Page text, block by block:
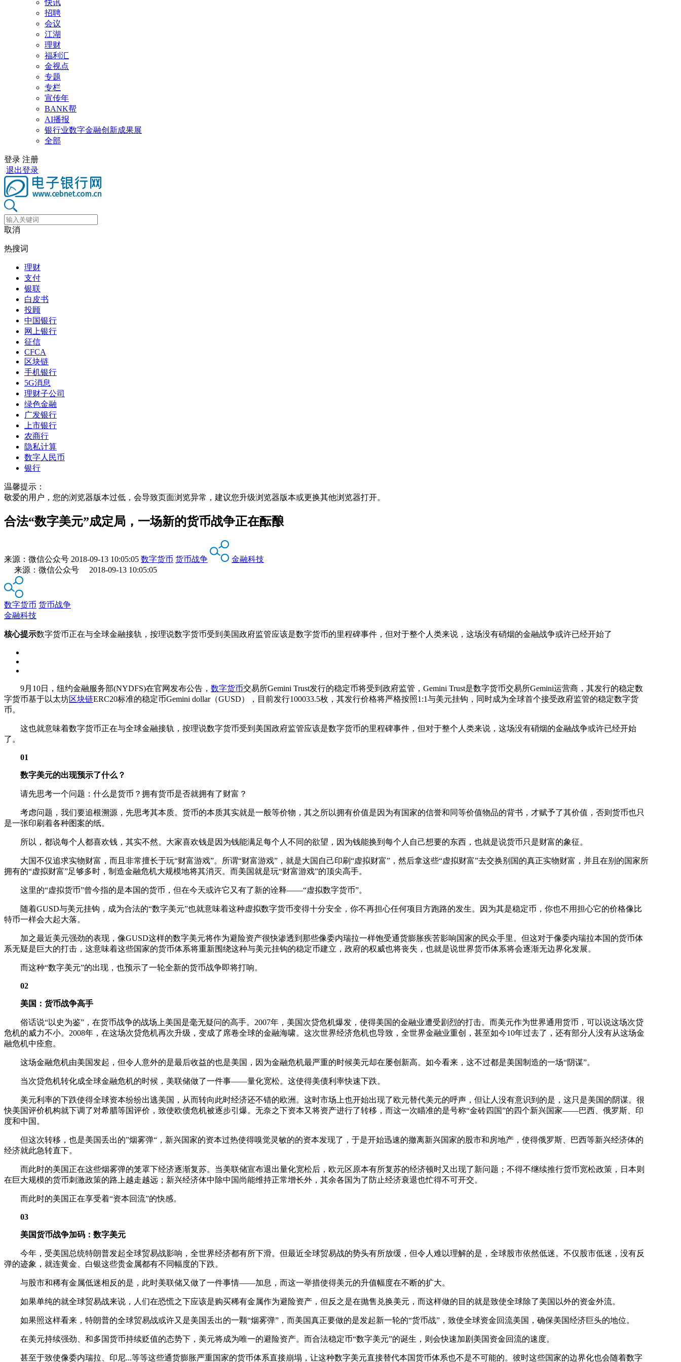
快讯
招聘
会议
江湖
理财
福利汇
金视点
专题
专栏
宣传年
BANK帮
AI播报
银行业数字金融创新成果展
全部
登录 注册
退出登录
取消
热搜词
理财
支付
银联
白皮书
投顾
中国银行
网上银行
征信
CFCA
区块链
手机银行
5G消息
理财子公司
绿色金融
广发银行
上市银行
农商行
隐私计算
数字人民币
银行
温馨提示：
敬爱的用户，您的浏览器版本过低，会导致页面浏览异常，建议您升级浏览器版本或更换其他浏览器打开。
合法“数字美元”成定局，一场新的货币战争正在酝酿
来源： 微信公众号 2018-09-13 10:05:05 数字货币 货币战争
金融科技
来源：微信公众号 2018-09-13 10:05:05
数字货币 货币战争
金融科技
核心提示数字货币正在与全球金融接轨，按理说数字货币受到美国政府监管应该是数字货币的里程碑事件，但对于整个人类来说，这场没有硝烟的金融战争或许已经开始了
9月10日，纽约金融服务部(NYDFS)在官网发布公告， 数字货币交易所Gemini Trust发行的稳定币将受到政府监管，Gemini Trust是数字货币交易所Gemini运营商，其发行的稳定数
字货币基于以太坊区块链ERC20标准的稳定币Gemini dollar（GUSD），目前发行100033.5枚，其发行价格将严格按照1:1与美元挂钩，同时成为全球首个接受政府监管的稳定数字货
币。
这也就意味着数字货币正在与全球金融接轨，按理说数字货币受到美国政府监管应该是数字货币的里程碑事件，但对于整个人类来说，这场没有硝烟的金融战争或许已经开始
了。
01
数字美元的出现预示了什么？
请先思考一个问题：什么是货币？拥有货币是否就拥有了财富？
考虑问题，我们要追根溯源，先思考其本质。货币的本质其实就是一般等价物，其之所以拥有价值是因为有国家的信誉和同等价值物品的背书，才赋予了其价值，否则货币也只
是一张印刷着各种图案的纸。
所以，都说每个人都喜欢钱，其实不然。大家喜欢钱是因为钱能满足每个人不同的欲望，因为钱能换到每个人自己想要的东西，也就是说货币只是财富的象征。
大国不仅追求实物财富，而且非常擅长于玩“财富游戏”。所谓“财富游戏”，就是大国自己印刷“虚拟财富”，然后拿这些“虚拟财富”去交换别国的真正实物财富，并且在别的国家所
拥有的“虚拟财富”足够多时，制造金融危机大规模地将其消灭。而美国就是玩“财富游戏”的顶尖高手。
这里的“虚拟货币”曾今指的是本国的货币，但在今天或许它又有了新的诠释——“虚拟数字货币”。
随着GUSD与美元挂钩，成为合法的“数字美元”也就意味着这种虚拟数字货币变得十分安全，你不再担心任何项目方跑路的发生。因为其是稳定币，你也不用担心它的价格像比
特币一样会大起大落。
加之最近美元强劲的表现，像GUSD这样的数字美元将作为避险资产很快渗透到那些像委内瑞拉一样饱受通货膨胀疾苦影响国家的民众手里。但这对于像委内瑞拉本国的货币体
系无疑是巨大的打击，这意味着这些国家的货币体系将重新围绕这种与美元挂钩的稳定币建立，政府的权威也将丧失，也就是说世界货币体系将会逐渐无边界化发展。
而这种“数字美元”的出现，也预示了一轮全新的货币战争即将打响。
02
美国：货币战争高手
俗话说“以史为鉴”，在货币战争的战场上美国是毫无疑问的高手。2007年，美国次贷危机爆发，使得美国的金融业遭受剧烈的打击。而美元作为世界通用货币，可以说这场次贷
危机的威力不小。2008年，在这场次贷危机再次升级，变成了席卷全球的金融海啸。这次世界经济危机也导致，全世界金融业重创，甚至如今10年过去了，还有部分人没有从这场金
融危机中痊愈。
这场金融危机由美国发起，但令人意外的是最后收益的也是美国，因为金融危机最严重的时候美元却在屡创新高。如今看来，这不过都是美国制造的一场“阴谋”。
当次贷危机转化成全球金融危机的时候，美联储做了一件事——量化宽松。这使得美债利率快速下跌。
美元利率的下跌使得全球资本纷纷出逃美国，从而转向此时经济还不错的欧洲。这时市场上也开始出现了欧元替代美元的呼声，但让人没有意识到的是，这只是美国的阴谋。很
快美国评价机构就下调了对希腊等国评价，致使欧债危机被逐步引爆。无奈之下资本又将资产进行了转移，而这一次瞄准的是号称“金砖四国”的四个新兴国家——巴西、俄罗斯、印
度和中国。
但这次转移，也是美国丢出的”烟雾弹“，新兴国家的资本过热使得嗅觉灵敏的的资本发现了，于是开始迅速的撤离新兴国家的股市和房地产，使得俄罗斯、巴西等新兴经济体的
经济就此急转直下。
而此时的美国正在这些烟雾弹的笼罩下经济逐渐复苏。当美联储宣布退出量化宽松后，欧元区原本有所复苏的经济顿时又出现了新问题；不得不继续推行货币宽松政策，日本则
在巨大规模的货币刺激政策的路上越走越远；新兴经济体中除中国尚能维持正常增长外，其余各国为了防止经济衰退也忙得不可开交。
而此时的美国正在享受着“资本回流”的快感。
03
美国货币战争加码：数字美元
今年，受美国总统特朗普发起全球贸易战影响，全世界经济都有所下滑。但最近全球贸易战的势头有所放缓，但令人难以理解的是，全球股市依然低迷。不仅股市低迷，没有反
弹的迹象，就连黄金、白银这些贵金属都有不同幅度的下跌。
与股市和稀有金属低迷相反的是，此时美联储又做了一件事情——加息，而这一举措使得美元的升值幅度在不断的扩大。
如果单纯的就全球贸易战来说，人们在恐慌之下应该是购买稀有金属作为避险资产，但反之是在抛售兑换美元，而这样做的目的就是致使全球除了美国以外的资金外流。
如果照这样看来，特朗普的全球贸易战或许又是美国丢出的一颗“烟雾弹”，而美国真正要做的是发起新一轮的“货币战”，致使全球资金回流美国，确保美国经济巨头的地位。
在美元持续强劲、和多国货币持续贬值的态势下，美元将成为唯一的避险资产。而合法稳定币“数字美元”的诞生，则会快速加剧美国资金回流的速度。
甚至于致使像委内瑞拉、印尼...等等这些通货膨胀严重国家的货币体系直接崩塌，让这种数字美元直接替代本国货币体系也不是不可能的。彼时这些国家的边界化也会随着数字